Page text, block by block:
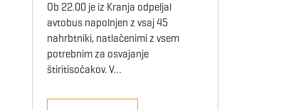
Ob 22.00 je iz Kranja odpeljal
avtobus napolnjen z vsaj 45
nahrbtniki, natlačenimi z vsem
potrebnim za osvajanje
štiritisočakov. V…